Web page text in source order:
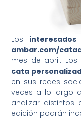
Los
ambar.com/
mes de abril. Los
cata
en sus redes
veces a lo largo
analizar distintos
edición podrán